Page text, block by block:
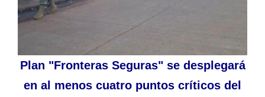
Plan "Fronteras Seguras" se desplegará
en al menos cuatro puntos críticos del